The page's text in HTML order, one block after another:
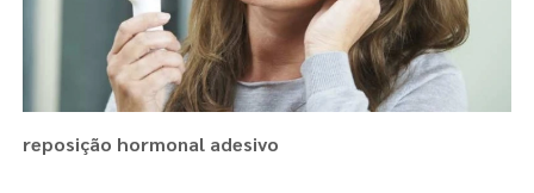
reposição hormonal adesivo